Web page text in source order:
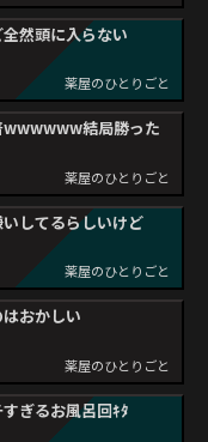
然頭に入らない
薬屋のひとりごと
wwwwww結局勝った
薬屋のひとりごと
してるらしいけど
薬屋のひとりごと
おかしい
薬屋のひとりごと
ぎるお風呂回ｷﾀ